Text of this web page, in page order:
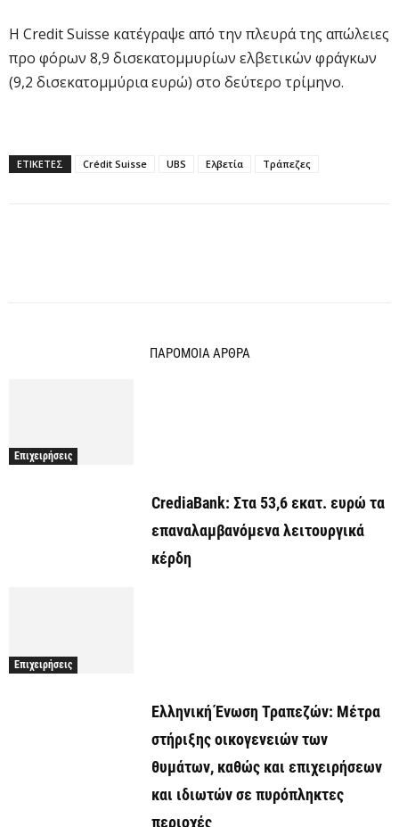
Η Credit Suisse κατέγραψε από την πλευρά της απώλειες
προ φόρων 8,9 δισεκατομμυρίων ελβετικών φράγκων
(9,2 δισεκατομμύρια ευρώ) στο δεύτερο τρίμηνο.
ΕΤΙΚΕΤΕΣ Crédit Suisse UBS Ελβετία Τράπεζες
ΠΑΡΟΜΟΙΑ ΑΡΘΡΑ
Επιχειρήσεις
CrediaBank: Στα 53,6 εκατ. ευρώ τα
επαναλαμβανόμενα λειτουργικά
κέρδη
Επιχειρήσεις
Ελληνική Ένωση Τραπεζών: Μέτρα
στήριξης οικογενειών των
θυμάτων, καθώς και επιχειρήσεων
και ιδιωτών σε πυρόπληκτες
περιοχές